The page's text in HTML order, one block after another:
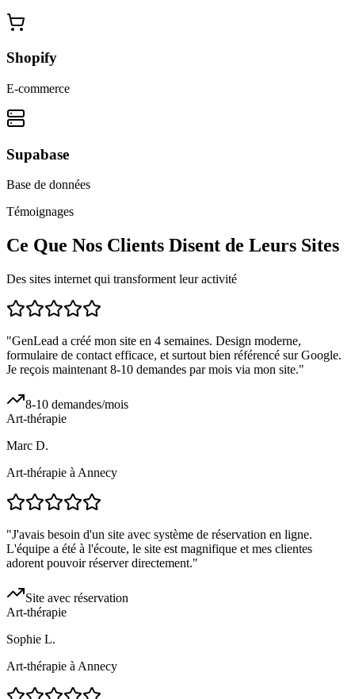
Shopify
E-commerce
Supabase
Base de données
Témoignages
Ce Que Nos Clients Disent de Leurs Sites
Des sites internet qui transforment leur activité
"GenLead a créé mon site en 4 semaines. Design moderne,
formulaire de contact efficace, et surtout bien référencé sur Google.
Je reçois maintenant 8-10 demandes par mois via mon site."
8-10 demandes/mois
Art-thérapie
Marc D.
Art-thérapie à Annecy
"J'avais besoin d'un site avec système de réservation en ligne.
L'équipe a été à l'écoute, le site est magnifique et mes clientes
adorent pouvoir réserver directement."
Site avec réservation
Art-thérapie
Sophie L.
Art-thérapie à Annecy